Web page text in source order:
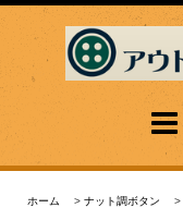
ホーム > ナット調ボタン >